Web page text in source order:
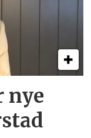
nye